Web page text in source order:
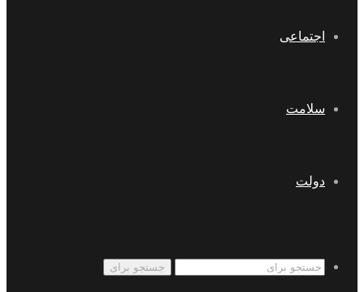
اجتماعی
سلامت
دولت
جستجو برای